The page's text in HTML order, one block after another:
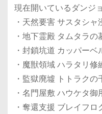
現在開いているダンジ
・天然要害 サスタシャ
・地下霊殿 タムタラの
・封鎖坑道 カッパーベ
・魔獣領域 ハラタリ修
・監獄廃墟 トトラクの
・名門屋敷 ハウケタ御
・奪還支援 ブレイフ